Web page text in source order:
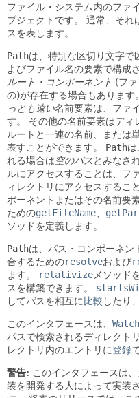
索引
ヘルプ
ファイル・システム内のファ
ブジェクトです。
通常、それ
スを表します。
Pathは、特別な区切り文字で
よびファイル名の要素で構成
ルート・コンポーネント (フ
の)が存在する場合もあります。
っとも遠い名前要素は、ファ
す。
その他の名前要素はディ
ルートと一連の名前、または
表すことができます。
Path
れる場合は空のパスとみなさ
ルにアクセスすることは、フ
ィレクトリにアクセスするこ
ポーネントまたはその名前要
ためのgetFileName
ソッドを定義します。
Pathは、パス・コンポーネン
合するためのresolveおよび
ます。
relativize メソッド
スを構築できます。
してパスを相互に比較 したり
このインタフェースは、
パスで検索されるディレクト
レクトリ内のエントリに登録
警告: このインタフェースは
装を開発する人によって実装